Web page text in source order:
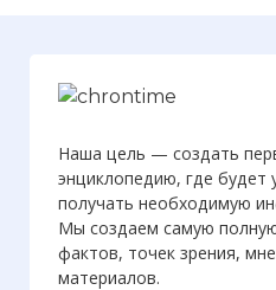
Наша цель — создать
энциклопедию, где будет
получать необходимую
Мы создаем самую
фактов, точек зрения,
материалов.